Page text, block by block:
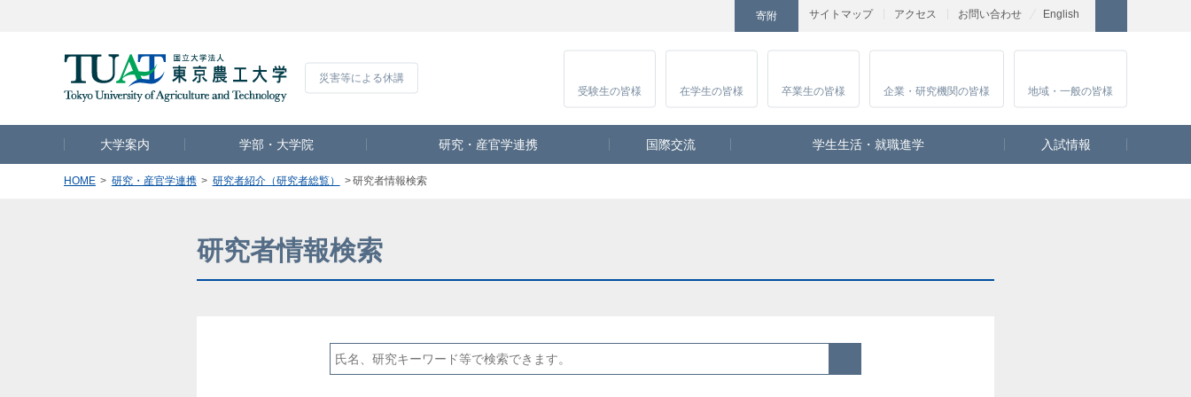
サイトマップ アクセス お問い合わせ
寄附 English
Instagram
災害等による休講
受験生の皆様 在学生の皆様 卒業生の皆様 企業・研究機関の皆様 地域・一般の皆様
大学案内 学部・大学院 研究・産官学連携 国際交流 学生生活・就職進学 入試情報
HOME 研究・産官学連携 研究者紹介（研究者総覧） 研究者情報検索
研究者情報検索